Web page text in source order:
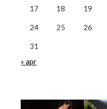
17 18 19
24 25 26
31
« apr